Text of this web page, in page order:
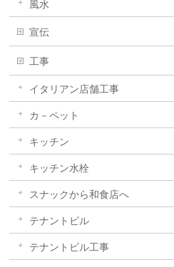
風水
宣伝
工事
イタリアン店舗工事
カ－ペット
キッチン
キッチン水栓
スナックから和食店へ
テナントビル
テナントビル工事